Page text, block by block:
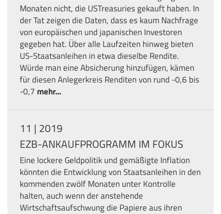
Monaten nicht, die US­Treasuries gekauft haben. In
der Tat zeigen die Daten, dass es kaum Nachfrage
von europäischen und japanischen Investoren
gegeben hat. Über alle Laufzeiten hinweg bieten
US­-Staatsanleihen in etwa dieselbe Rendite.
Würde man eine Absicherung hinzufügen, kämen
für diesen Anlegerkreis Renditen von rund -0,6 bis
-0,7 mehr...
11 | 2019
EZB-ANKAUFPROGRAMM IM FOKUS
Eine lockere Geldpolitik und gemäßigte Inflation
könnten die Entwicklung von Staatsanleihen in den
kommenden zwölf Monaten unter Kontrolle
halten, auch wenn der anstehende
Wirtschaftsaufschwung die Papiere aus ihren